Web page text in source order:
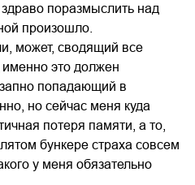
поразмыслить над
произошло.
может, сводящий все
это должен
попадающий в
но сейчас меня куда
потеря памяти, а то,
бункере страха совсем
у меня обязательно